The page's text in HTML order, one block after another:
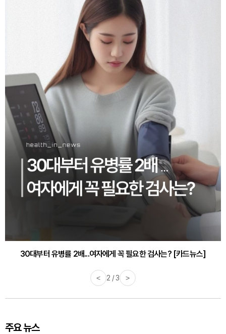
30대부터 유병률 2배...여자에게 꼭 필요한 검사는? [카드뉴스]
< 2 / 3 >
주요 뉴스